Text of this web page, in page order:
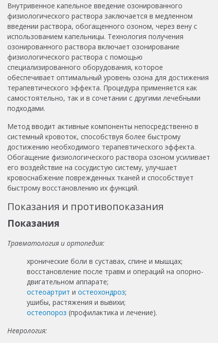
Внутривенное капельное введение озонированного
физиологического раствора заключается в медленном
введении раствора, обогащенного озоном, через вену с
использованием капельницы. Технология получения
озонированного раствора включает озонирование
физиологического раствора с помощью
специализированного оборудования, которое
обеспечивает оптимальный уровень озона для достижения
терапевтического эффекта. Процедура применяется как
самостоятельно, так и в сочетании с другими лечебными
подходами.
Метод вводит активные компоненты непосредственно в
системный кровоток, способствуя более быстрому
достижению необходимого терапевтического эффекта.
Обогащение физиологического раствора озоном усиливает
его воздействие на сосудистую систему, улучшает
кровоснабжение поврежденных тканей и способствует
быстрому восстановлению их функций.
Показания и противопоказания
Показания
Травматология и ортопедия:
хронические боли в суставах, спине и мышцах;
восстановление после травм и операций на опорно-
двигательном аппарате;
остеоартрит и остеохондроз;
ушибы, растяжения и вывихи;
остеопороз (профилактика и лечение).
Неврология: